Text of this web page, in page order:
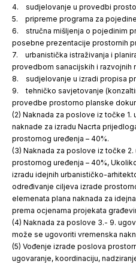
4. sudjelovanje u provedbi
5. pripreme programa za
6. stručna mišljenja o pojedinim
posebne prezentacije prostornih
7. urbanistička istraživanja i
provedbom sanacijskih i razvojnih
8. sudjelovanje u izradi propisa
9. tehničko savjetovanje
provedbe prostorno planske
(2) Naknada za poslove iz točke
naknade za izradu Nacrta
prostornog uređenja – 40%.
(3) Naknada za poslove iz točke
prostornog uređenja – 40%,
izradu idejnih urbanističko-
određivanje ciljeva izrade
elemenata plana naknada za
prema ocjenama projekata
(4) Naknada za poslove 3.- 9.
može se ugovoriti vremenska
(5) Vođenje izrade poslova
ugovaranje, koordinaciju,